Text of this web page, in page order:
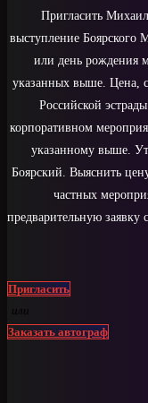
Пригласить
выступление Боярского
или день рождения
указанных выше. Цена,
Российской
корпоративном
указанному выше.
Боярский. Выяснить
частных
предварительную заявку
Пригласить
или
Заказать автограф